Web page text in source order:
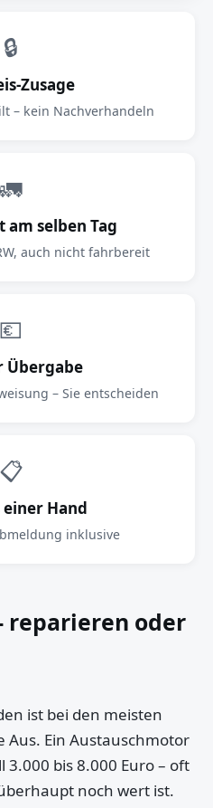
🔒
Zusage
– kein Nachverhandeln
🚛
selben Tag
auch nicht fahrbereit
💶
Übergabe
– Sie entscheiden
📋
einer Hand
inklusive
reparieren oder
ist bei den meisten
Aus. Ein Austauschmotor
bis 8.000 Euro – oft
noch wert ist.